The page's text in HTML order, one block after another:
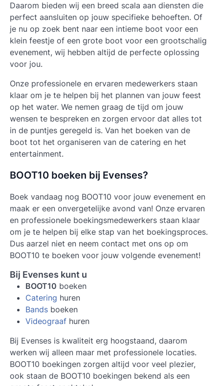
Daarom bieden wij een breed scala aan diensten die
perfect aansluiten op jouw specifieke behoeften. Of
je nu op zoek bent naar een intieme boot voor een
klein feestje of een grote boot voor een grootschalig
evenement, wij hebben altijd de perfecte oplossing
voor jou.
Onze professionele en ervaren medewerkers staan
klaar om je te helpen bij het plannen van jouw feest
op het water. We nemen graag de tijd om jouw
wensen te bespreken en zorgen ervoor dat alles tot
in de puntjes geregeld is. Van het boeken van de
boot tot het organiseren van de catering en het
entertainment.
BOOT10 boeken bij Evenses?
Boek vandaag nog BOOT10 voor jouw evenement en
maak er een onvergetelijke avond van! Onze ervaren
en professionele boekingsmedewerkers staan klaar
om je te helpen bij elke stap van het boekingsproces.
Dus aarzel niet en neem contact met ons op om
BOOT10 te boeken voor jouw volgende evenement!
Bij Evenses kunt u
BOOT10 boeken
Catering huren
Bands boeken
Videograaf huren
Bij Evenses is kwaliteit erg hoogstaand, daarom
werken wij alleen maar met professionele locaties.
BOOT10 boekingen zorgen altijd voor veel plezier,
ook staan de BOOT10 boekingen bekend als een